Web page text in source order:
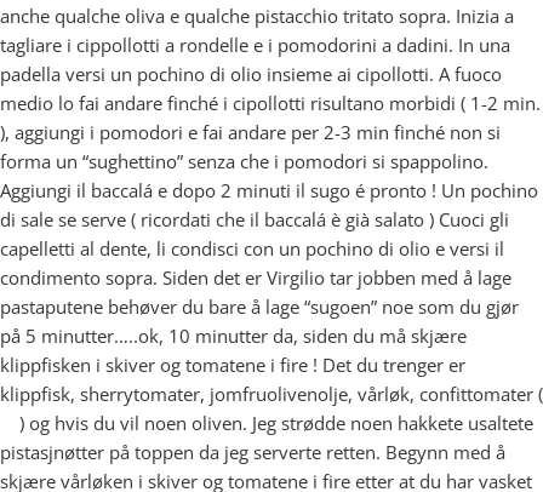
anche qualche oliva e qualche pistacchio tritato sopra. Inizia a
tagliare i cippollotti a rondelle e i pomodorini a dadini. In una
padella versi un pochino di olio insieme ai cipollotti. A fuoco
medio lo fai andare finché i cipollotti risultano morbidi ( 1-2 min.
), aggiungi i pomodori e fai andare per 2-3 min finché non si
forma un “sughettino” senza che i pomodori si spappolino.
Aggiungi il baccalá e dopo 2 minuti il sugo é pronto ! Un pochino
di sale se serve ( ricordati che il baccalá è già salato ) Cuoci gli
capelletti al dente, li condisci con un pochino di olio e versi il
condimento sopra. Siden det er Virgilio tar jobben med å lage
pastaputene behøver du bare å lage “sugoen” noe som du gjør
på 5 minutter…..ok, 10 minutter da, siden du må skjære
klippfisken i skiver og tomatene i fire ! Det du trenger er
klippfisk, sherrytomater, jomfruolivenolje, vårløk, confittomater (
) og hvis du vil noen oliven. Jeg strødde noen hakkete usaltete
pistasjnøtter på toppen da jeg serverte retten. Begynn med å
skjære vårløken i skiver og tomatene i fire etter at du har vasket